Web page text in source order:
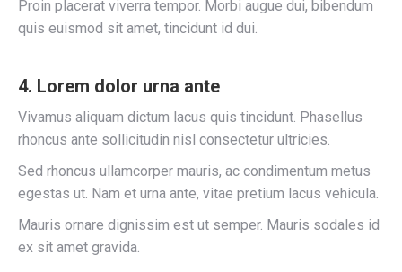
Proin placerat viverra tempor. Morbi augue dui, bibendum
quis euismod sit amet, tincidunt id dui.
4. Lorem dolor urna ante
Vivamus aliquam dictum lacus quis tincidunt. Phasellus
rhoncus ante sollicitudin nisl consectetur ultricies.
Sed rhoncus ullamcorper mauris, ac condimentum metus
egestas ut. Nam et urna ante, vitae pretium lacus vehicula.
Mauris ornare dignissim est ut semper. Mauris sodales id
ex sit amet gravida.